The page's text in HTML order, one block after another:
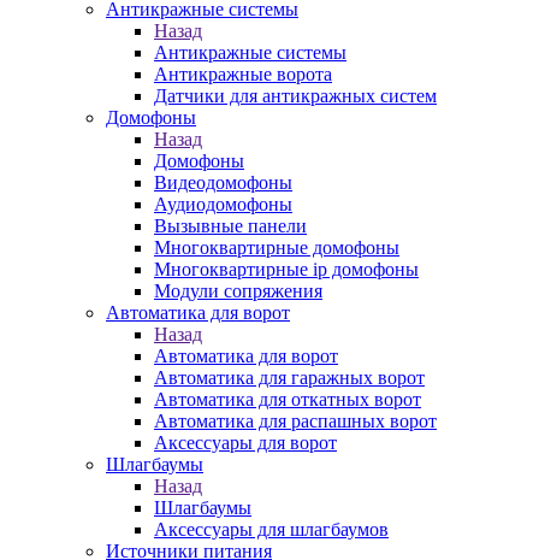
Антикражные системы
Назад
Антикражные системы
Антикражные ворота
Датчики для антикражных систем
Домофоны
Назад
Домофоны
Видеодомофоны
Аудиодомофоны
Вызывные панели
Многоквартирные домофоны
Многоквартирные ip домофоны
Модули сопряжения
Автоматика для ворот
Назад
Автоматика для ворот
Автоматика для гаражных ворот
Автоматика для откатных ворот
Автоматика для распашных ворот
Аксессуары для ворот
Шлагбаумы
Назад
Шлагбаумы
Аксессуары для шлагбаумов
Источники питания